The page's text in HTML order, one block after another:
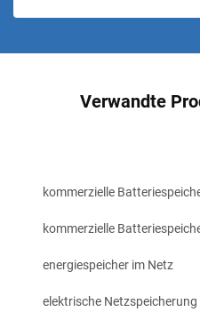
Verwandte
kommerzielle
kommerzielle
energiespeicher im Netz
elektrische Netzspeicherung